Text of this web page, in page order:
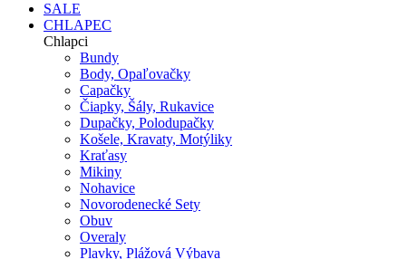
SALE
CHLAPEC
Chlapci
Bundy
Body, Opaľovačky
Capačky
Čiapky, Šály, Rukavice
Dupačky, Polodupačky
Košele, Kravaty, Motýliky
Kraťasy
Mikiny
Nohavice
Novorodenecké Sety
Obuv
Overaly
Plavky, Plážová Výbava